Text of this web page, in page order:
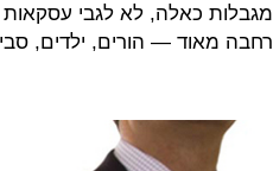
מגבלות כאלה, לא לגבי
רחבה מאוד — הורים, ילדים,